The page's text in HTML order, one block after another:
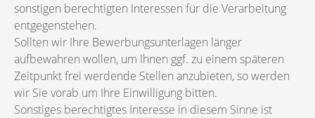
sonstigen berechtigten Interessen für die Verarbeitung
entgegenstehen.
Sollten wir Ihre Bewerbungsunterlagen länger
aufbewahren wollen, um Ihnen ggf. zu einem späteren
Zeitpunkt frei werdende Stellen anzubieten, so werden
wir Sie vorab um Ihre Einwilligung bitten.
Sonstiges berechtigtes Interesse in diesem Sinne ist